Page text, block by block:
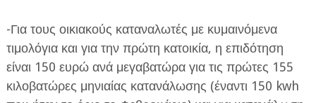
-Για τους οικιακούς καταναλωτές με κυμαινόμενα
τιμολόγια και για την πρώτη κατοικία, η επιδότηση
είναι 150 ευρώ ανά μεγαβατώρα για τις πρώτες 155
κιλοβατώρες μηνιαίας κατανάλωσης (έναντι 150 kwh